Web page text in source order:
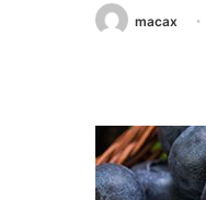
macax